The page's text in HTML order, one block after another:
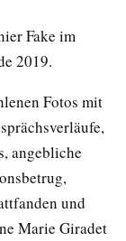
Fake im
2019.
Fotos mit
angebliche
und
Marie Giradet